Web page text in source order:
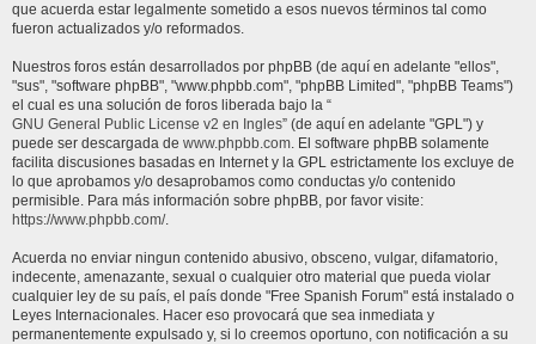
que acuerda estar legalmente sometido a esos nuevos términos tal como
fueron actualizados y/o reformados.
Nuestros foros están desarrollados por phpBB (de aquí en adelante "ellos",
"sus", "software phpBB", "www.phpbb.com", "phpBB Limited", "phpBB Teams")
el cual es una solución de foros liberada bajo la “
GNU General Public License v2 en Ingles” (de aquí en adelante "GPL") y
puede ser descargada de www.phpbb.com. El software phpBB solamente
facilita discusiones basadas en Internet y la GPL estrictamente los excluye de
lo que aprobamos y/o desaprobamos como conductas y/o contenido
permisible. Para más información sobre phpBB, por favor visite:
https://www.phpbb.com/.
Acuerda no enviar ningun contenido abusivo, obsceno, vulgar, difamatorio,
indecente, amenazante, sexual o cualquier otro material que pueda violar
cualquier ley de su país, el país donde "Free Spanish Forum" está instalado o
Leyes Internacionales. Hacer eso provocará que sea inmediata y
permanentemente expulsado y, si lo creemos oportuno, con notificación a su